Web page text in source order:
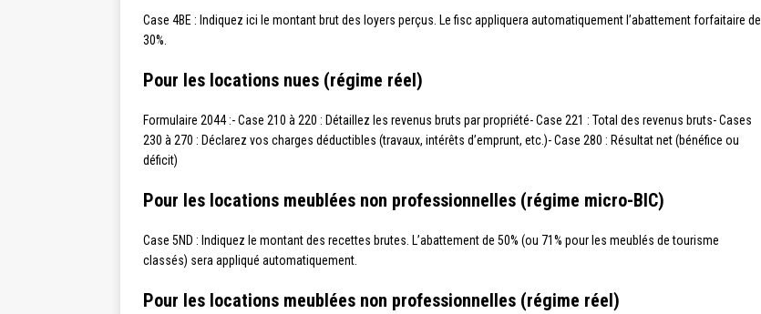
Case 4BE : Indiquez ici le montant brut des loyers perçus. Le fisc appliquera automatiquement l’abattement forfaitaire de
30%.
Pour les locations nues (régime réel)
Formulaire 2044 :- Case 210 à 220 : Détaillez les revenus bruts par propriété- Case 221 : Total des revenus bruts- Cases
230 à 270 : Déclarez vos charges déductibles (travaux, intérêts d’emprunt, etc.)- Case 280 : Résultat net (bénéfice ou
déficit)
Pour les locations meublées non professionnelles (régime micro-BIC)
Case 5ND : Indiquez le montant des recettes brutes. L’abattement de 50% (ou 71% pour les meublés de tourisme
classés) sera appliqué automatiquement.
Pour les locations meublées non professionnelles (régime réel)